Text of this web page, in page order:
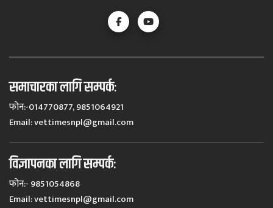
समाचारका लागि सम्पर्कः
फोन:-014770877, 9851064921
Email:vettimesnpl@gmail.com
विज्ञापनका लागि सम्पर्कः
फोन:- 9851054868
Email:vettimesnpl@gmail.com